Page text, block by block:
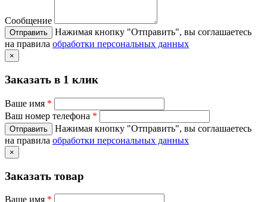
Сообщение
Нажимая кнопку "Отправить", вы соглашаетесь
на правила обработки персональных данных
×
Заказать в 1 клик
Ваше имя *
Ваш номер телефона *
Нажимая кнопку "Отправить", вы соглашаетесь
на правила обработки персональных данных
×
Заказать товар
Ваше имя *